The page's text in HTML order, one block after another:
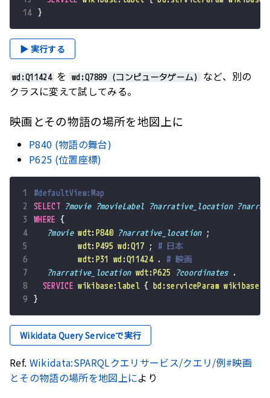
14
}
▶ 実行する
wd:Q11424 を wd:Q7889 (コンピュータゲーム)
など、別の
クラスに変えて試してみる。
映画とその物語の場所を地図上に
P840 (物語の舞台)
P625 (位置座標)
1
#defaultView:Map
2
SELECT ?movie ?movieLabel ?narrative_location
3
WHERE {
4
?movie wdt:P840 ?narrative_location ;
5
wdt:P495 wd:Q17 ;
# 日本
6
wdt:P31 wd:Q11424 .
# 映画
7
?narrative_location wdt:P625 ?coordinates .
8
SERVICE wikibase:label { bd:serviceParam wikibase
9
}
Wikidata Query Serviceで実行
Ref. Wikidata:SPARQLクエリサービス/クエリ/例#映画
とその物語の場所を地図上により